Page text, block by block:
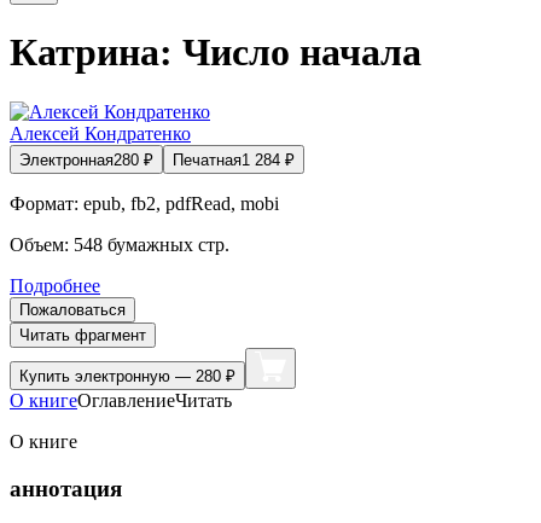
Катрина: Число начала
Алексей Кондратенко
Электронная280 ₽ Печатная1 284 ₽
Формат: epub, fb2, pdfRead, mobi
Объем: 548 бумажных стр.
Подробнее
Пожаловаться
Читать фрагмент
Купить электронную — 280 ₽
О книгеОглавлениеЧитать
О книге
аннотация